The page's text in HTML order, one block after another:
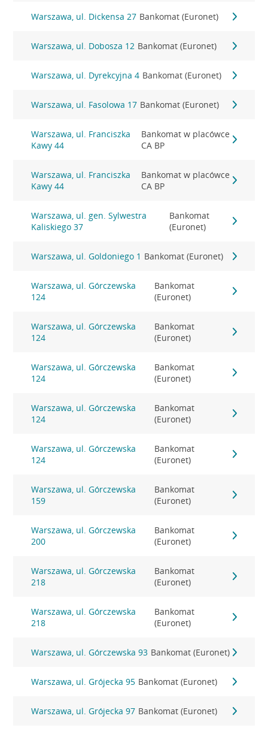
Warszawa, ul. Dickensa 27 Bankomat (Euronet)
Warszawa, ul. Dobosza 12 Bankomat (Euronet)
Warszawa, ul. Dyrekcyjna 4 Bankomat (Euronet)
Warszawa, ul. Fasolowa 17 Bankomat (Euronet)
Warszawa, ul. Franciszka
Kawy 44
Bankomat w placówce
CA BP
Warszawa, ul. Franciszka
Kawy 44
Bankomat w placówce
CA BP
Warszawa, ul. gen. Sylwestra
Kaliskiego 37
Bankomat
(Euronet)
Warszawa, ul. Goldoniego 1 Bankomat (Euronet)
Warszawa, ul. Górczewska
124
Bankomat
(Euronet)
Warszawa, ul. Górczewska
124
Bankomat
(Euronet)
Warszawa, ul. Górczewska
124
Bankomat
(Euronet)
Warszawa, ul. Górczewska
124
Bankomat
(Euronet)
Warszawa, ul. Górczewska
124
Bankomat
(Euronet)
Warszawa, ul. Górczewska
159
Bankomat
(Euronet)
Warszawa, ul. Górczewska
200
Bankomat
(Euronet)
Warszawa, ul. Górczewska
218
Bankomat
(Euronet)
Warszawa, ul. Górczewska
218
Bankomat
(Euronet)
Warszawa, ul. Górczewska 93 Bankomat (Euronet)
Warszawa, ul. Grójecka 95 Bankomat (Euronet)
Warszawa, ul. Grójecka 97 Bankomat (Euronet)